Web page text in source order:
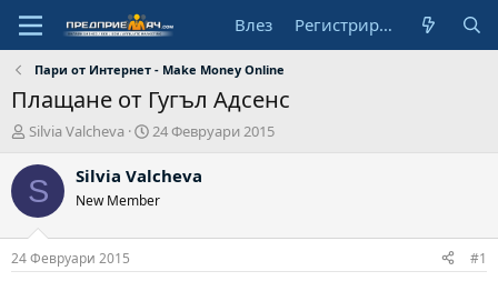
Влез Регистрирай се
Пари от Интернет - Make Money Online
Плащане от Гугъл Адсенс
А
т
о
Silvia Valcheva
Н
ч
л
д
24 Февруари 2015
S Silvia Valcheva
New Member
24 Февруари 2015 #1